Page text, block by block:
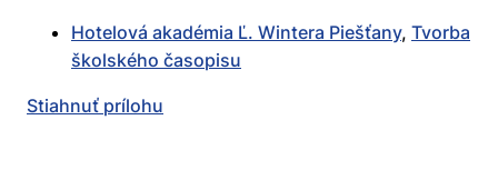
Hotelová akadémia Ľ. Wintera Piešťany, Tvorba
školského časopisu
Stiahnuť prílohu